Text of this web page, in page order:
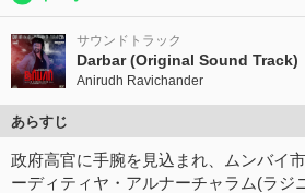
サウンドトラック
Darbar (Original Sound Track)
Anirudh Ravichander
あらすじ
政府高官に手腕を見込まれ、ムンバイ
ーディティヤ・アルナーチャラム(ラジ